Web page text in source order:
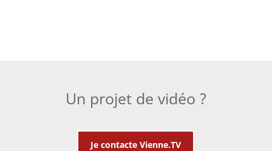
Un projet de vidéo ?
Je contacte Vienne.TV